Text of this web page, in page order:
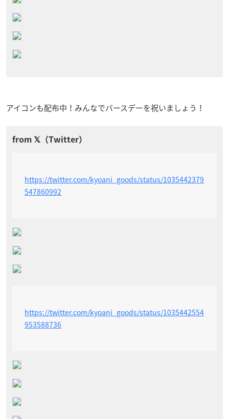
アイコンも配布中！みんなでバースデーを祝いましょう！
https://twitter.com/kyoani_goods/status/1035442379
547860992
https://twitter.com/kyoani_goods/status/1035442554
953588736